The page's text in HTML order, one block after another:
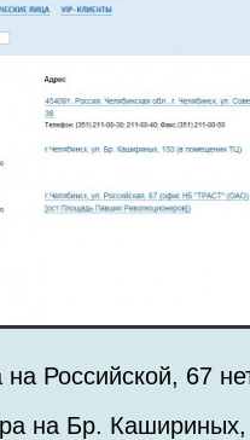
Российской, 67
на Бр. Кашириных,